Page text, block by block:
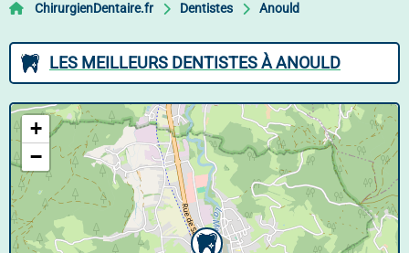
ChirurgienDentaire.fr Dentistes Anould
LES MEILLEURS DENTISTES À ANOULD
+
−